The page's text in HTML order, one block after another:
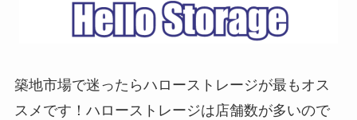
築地市場で迷ったらハローストレージが最もオス
スメです！ハローストレージは店舗数が多いので